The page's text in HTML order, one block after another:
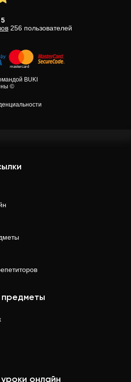
5
256 пользователей
BUKI
©
предметы
онлайн